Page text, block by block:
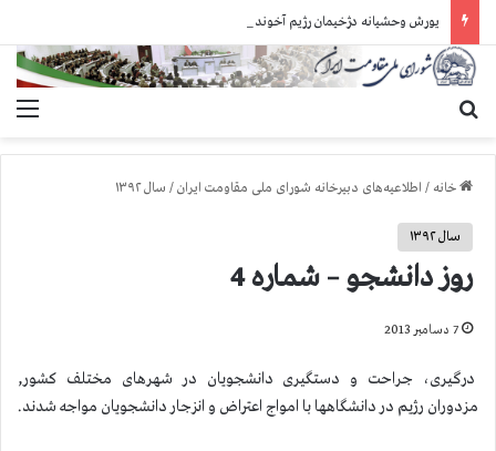
خانه / اطلاعیه‌های دبیرخانه شورای ملی مقاومت ایران/ سال ۱۳۹۲
سال ۱۳۹۲
روز دانشجو – شماره 4
7 دسامبر 2013
درگیری، جراحت و دستگیری دانشجویان در شهرهای مختلف كشور,
مزدوران رژیم در دانشگاهها با امواج اعتراض و انزجار دانشجویان مواجه شدند.